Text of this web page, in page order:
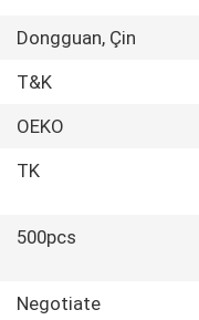
Dongguan, Çin
T&K
OEKO
TK
500pcs
Negotiate